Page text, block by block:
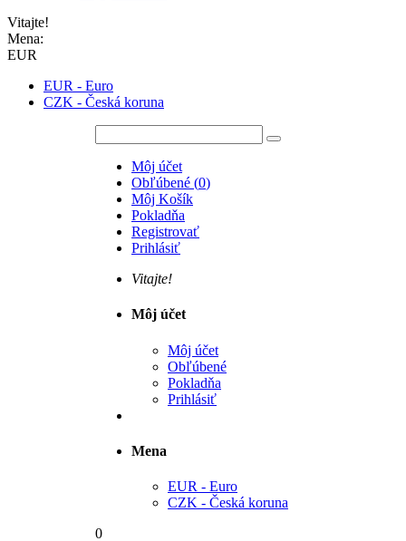
Vitajte!
Mena:
EUR
EUR - Euro
CZK - Česká koruna
Môj účet
Obľúbené (0)
Môj Košík
Pokladňa
Registrovať
Prihlásiť
Vitajte!
Môj účet
Môj účet
Obľúbené
Pokladňa
Prihlásiť
Mena
EUR - Euro
CZK - Česká koruna
0